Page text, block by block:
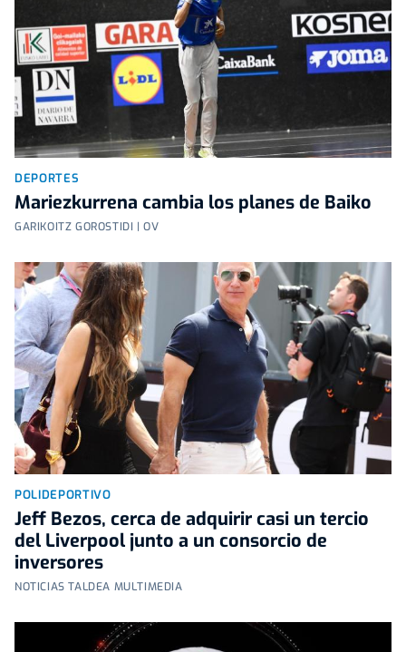
DEPORTES
Mariezkurrena cambia los planes de Baiko
GARIKOITZ GOROSTIDI | OV
POLIDEPORTIVO
Jeff Bezos, cerca de adquirir casi un tercio
del Liverpool junto a un consorcio de
inversores
NOTICIAS TALDEA MULTIMEDIA